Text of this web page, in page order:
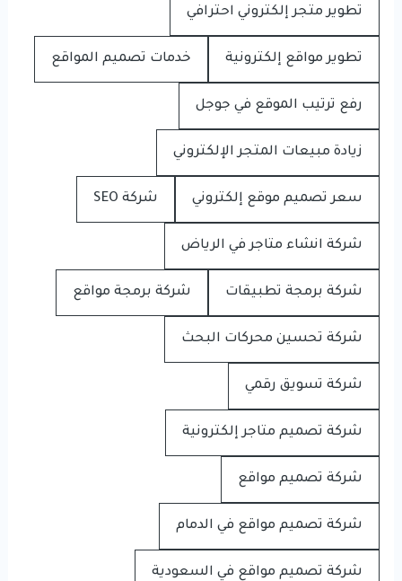
تطوير متجر إلكتروني احترافي
تطوير مواقع إلكترونية خدمات تصميم المواقع
رفع ترتيب الموقع في جوجل
زيادة مبيعات المتجر الإلكتروني
سعر تصميم موقع إلكتروني شركة SEO
شركة انشاء متاجر في الرياض
شركة برمجة تطبيقات شركة برمجة مواقع
شركة تحسين محركات البحث
شركة تسويق رقمي
شركة تصميم متاجر إلكترونية
شركة تصميم مواقع
شركة تصميم مواقع في الدمام
شركة تصميم مواقع في السعودية